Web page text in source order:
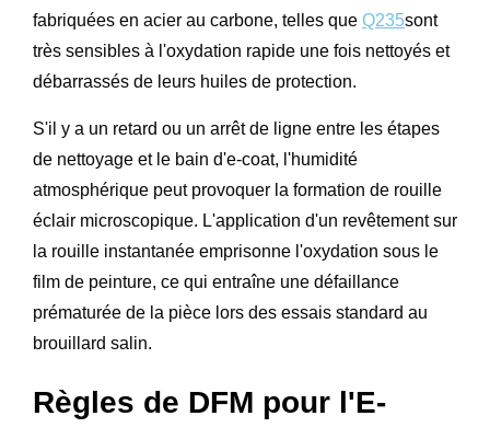
fabriquées en acier au carbone, telles que Q235sont
très sensibles à l'oxydation rapide une fois nettoyés et
débarrassés de leurs huiles de protection.
S'il y a un retard ou un arrêt de ligne entre les étapes
de nettoyage et le bain d'e-coat, l'humidité
atmosphérique peut provoquer la formation de rouille
éclair microscopique. L'application d'un revêtement sur
la rouille instantanée emprisonne l'oxydation sous le
film de peinture, ce qui entraîne une défaillance
prématurée de la pièce lors des essais standard au
brouillard salin.
Règles de DFM pour l'E-